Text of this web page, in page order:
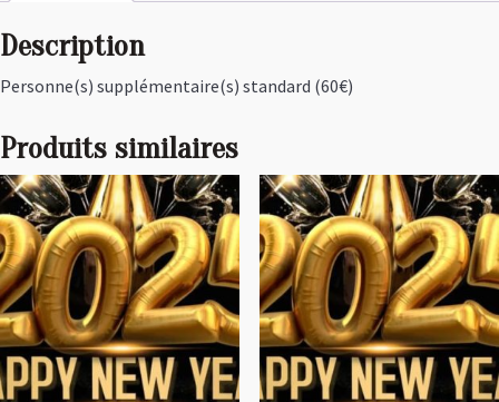
Description
Personne(s) supplémentaire(s) standard (60€)
Produits similaires